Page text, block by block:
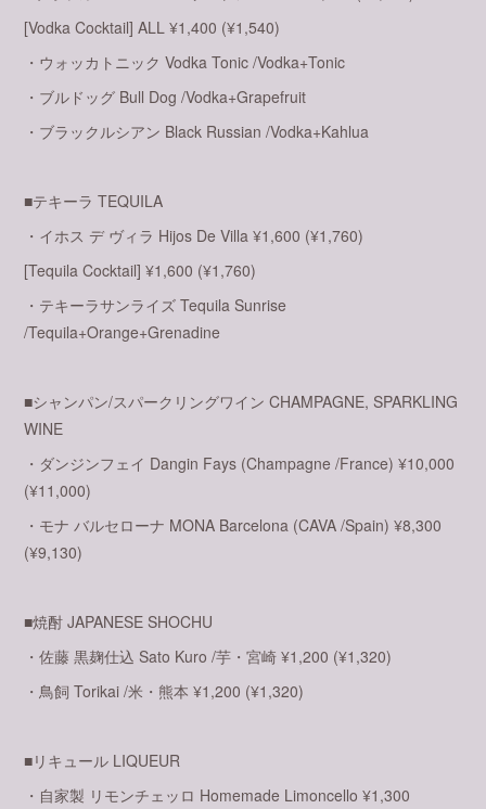
[Vodka Cocktail] ALL ¥1,400 (¥1,540)
・ウォッカトニック Vodka Tonic /Vodka+Tonic
・ブルドッグ Bull Dog /Vodka+Grapefruit
・ブラックルシアン Black Russian /Vodka+Kahlua
■テキーラ TEQUILA
・イホス デ ヴィラ Hijos De Villa ¥1,600 (¥1,760)
[Tequila Cocktail] ¥1,600 (¥1,760)
・テキーラサンライズ Tequila Sunrise
/Tequila+Orange+Grenadine
■シャンパン/スパークリングワイン CHAMPAGNE, SPARKLING
WINE
・ダンジンフェイ Dangin Fays (Champagne /France) ¥10,000
(¥11,000)
・モナ バルセローナ MONA Barcelona (CAVA /Spain) ¥8,300
(¥9,130)
■焼酎 JAPANESE SHOCHU
・佐藤 黒麹仕込 Sato Kuro /芋・宮崎 ¥1,200 (¥1,320)
・鳥飼 Torikai /米・熊本 ¥1,200 (¥1,320)
■リキュール LIQUEUR
・自家製 リモンチェッロ Homemade Limoncello ¥1,300